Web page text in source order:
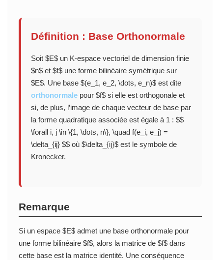
Définition : Base Orthonormale
Soit $E$ un K-espace vectoriel de dimension finie
$n$ et $f$ une forme bilinéaire symétrique sur
$E$. Une base $(e_1, e_2, \dots, e_n)$ est dite
orthonormalepour $f$ si elle est orthogonale et
si, de plus, l’image de chaque vecteur de base par
la forme quadratique associée est égale à 1 : $$
\forall i, j \in \{1, \dots, n\}, \quad f(e_i, e_j) =
\delta_{ij} $$ où $\delta_{ij}$ est le symbole de
Kronecker.
Remarque
Si un espace $E$ admet une base orthonormale pour
une forme bilinéaire $f$, alors la matrice de $f$ dans
cette base est la matrice identité. Une conséquence